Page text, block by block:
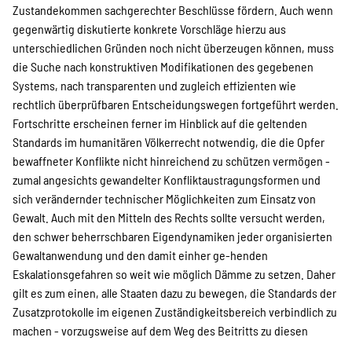
Zustandekommen sachgerechter Beschlüsse fördern. Auch wenn
gegenwärtig diskutierte konkrete Vorschläge hierzu aus
unterschiedlichen Gründen noch nicht überzeugen können, muss
die Suche nach konstruktiven Modifikationen des gegebenen
Systems, nach transparenten und zugleich effizienten wie
rechtlich überprüfbaren Entscheidungswegen fortgeführt werden.
Fortschritte erscheinen ferner im Hinblick auf die geltenden
Standards im humanitären Völkerrecht notwendig, die die Opfer
bewaffneter Konflikte nicht hinreichend zu schützen vermögen -
zumal angesichts gewandelter Konfliktaustragungsformen und
sich verändernder technischer Möglichkeiten zum Einsatz von
Gewalt. Auch mit den Mitteln des Rechts sollte versucht werden,
den schwer beherrschbaren Eigendynamiken jeder organisierten
Gewaltanwendung und den damit einher ge-henden
Eskalationsgefahren so weit wie möglich Dämme zu setzen. Daher
gilt es zum einen, alle Staaten dazu zu bewegen, die Standards der
Zusatzprotokolle im eigenen Zuständigkeitsbereich verbindlich zu
machen - vorzugsweise auf dem Weg des Beitritts zu diesen